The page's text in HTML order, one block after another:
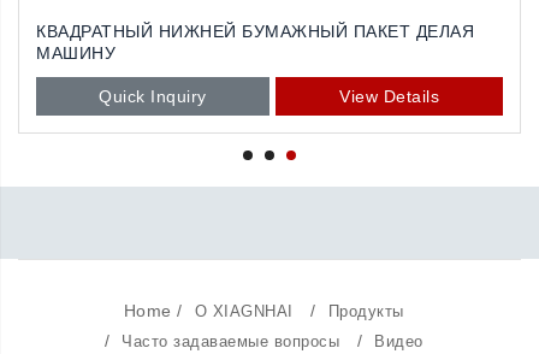
КВАДРАТНЫЙ НИЖНЕЙ БУМАЖНЫЙ ПАКЕТ ДЕЛАЯ
МАШИНУ
Quick Inquiry View Details
Home / О XIAGNHAI / Продукты
/ Часто задаваемые вопросы / Видео